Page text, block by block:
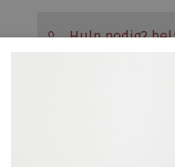
Hulp nodig?
Gratis
Voor 14:00 uur
Altijd